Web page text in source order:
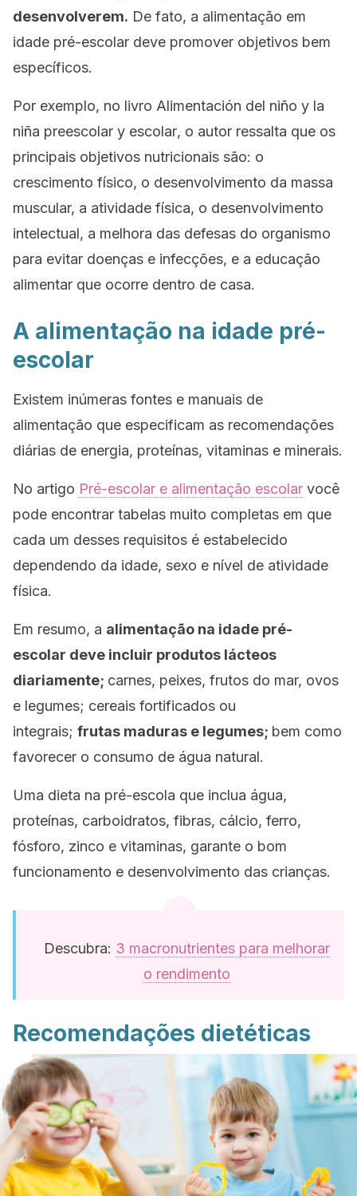
desenvolverem. De fato, a alimentação em
idade pré-escolar deve promover objetivos bem
específicos.
Por exemplo, no livro Alimentación del niño y la
niña preescolar y escolar, o autor ressalta que os
principais objetivos nutricionais são: o
crescimento físico, o desenvolvimento da massa
muscular, a atividade física, o desenvolvimento
intelectual, a melhora das defesas do organismo
para evitar doenças e infecções, e a educação
alimentar que ocorre dentro de casa.
A alimentação na idade pré-
escolar
Existem inúmeras fontes e manuais de
alimentação que especificam as recomendações
diárias de energia, proteínas, vitaminas e minerais.
No artigo Pré-escolar e alimentação escolar você
pode encontrar tabelas muito completas em que
cada um desses requisitos é estabelecido
dependendo da idade, sexo e nível de atividade
física.
Em resumo, a alimentação na idade pré-
escolar deve incluir produtos lácteos
diariamente; carnes, peixes, frutos do mar, ovos
e legumes; cereais fortificados ou
integrais; frutas maduras e legumes; bem como
favorecer o consumo de água natural.
Uma dieta na pré-escola que inclua água,
proteínas, carboidratos, fibras, cálcio, ferro,
fósforo, zinco e vitaminas, garante o bom
funcionamento e desenvolvimento das crianças.
Descubra: 3 macronutrientes para melhorar
o rendimento
Recomendações dietéticas